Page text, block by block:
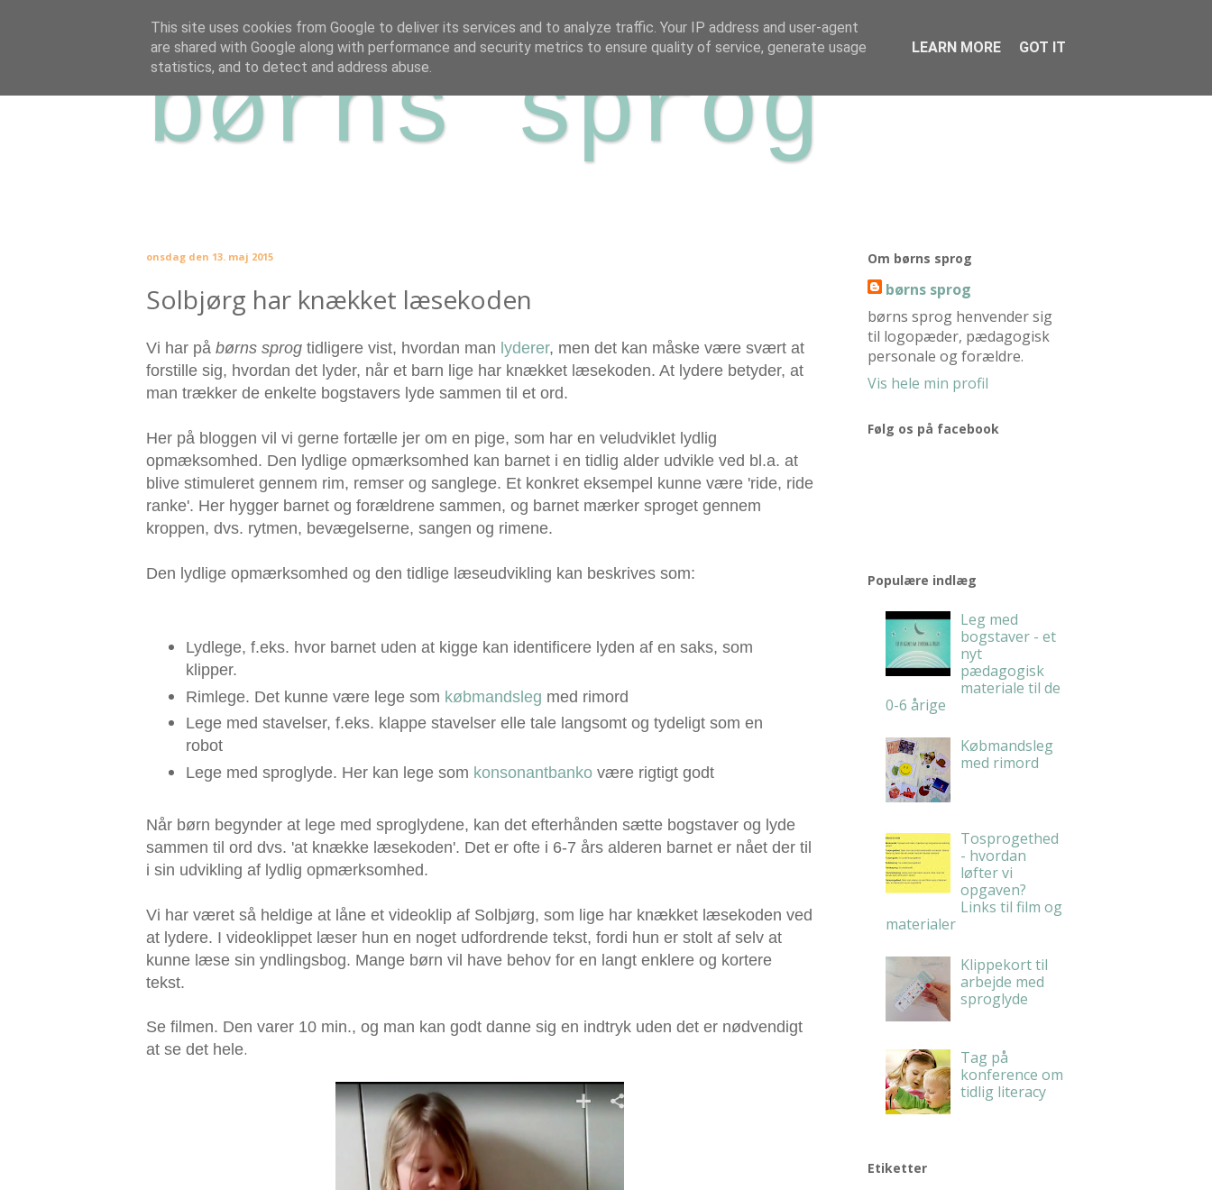
børns sprog
Blog Lydkort Kontakt
onsdag den 13. maj 2015
Solbjørg har knækket læsekoden
Vi har på børns sprog tidligere vist, hvordan man lyderer, men det kan måske være svært at
forstille sig, hvordan det lyder, når et barn lige har knækket læsekoden. At lydere betyder, at
man trækker de enkelte bogstavers lyde sammen til et ord.
Her på bloggen vil vi gerne fortælle jer om en pige, som har en veludviklet lydlig
opmæksomhed. Den lydlige opmærksomhed kan barnet i en tidlig alder udvikle ved bl.a. at
blive stimuleret gennem rim, remser og sanglege. Et konkret eksempel kunne være 'ride, ride
ranke'. Her hygger barnet og forældrene sammen, og barnet mærker sproget gennem
kroppen, dvs. rytmen, bevægelserne, sangen og rimene.
Den lydlige opmærksomhed og den tidlige læseudvikling kan beskrives som:
Lydlege, f.eks. hvor barnet uden at kigge kan identificere lyden af en saks, som
klipper.
Rimlege. Det kunne være lege som købmandsleg med rimord
Lege med stavelser, f.eks. klappe stavelser elle tale langsomt og tydeligt som en
robot
Lege med sproglyde. Her kan lege som konsonantbanko være rigtigt godt
Når børn begynder at lege med sproglydene, kan det efterhånden sætte bogstaver og lyde
sammen til ord dvs. 'at knække læsekoden'. Det er ofte i 6-7 års alderen barnet er nået der til
i sin udvikling af lydlig opmærksomhed.
Vi har været så heldige at låne et videoklip af Solbjørg, som lige har knækket læsekoden ved
at lydere. I videoklippet læser hun en noget udfordrende tekst, fordi hun er stolt af selv at
kunne læse sin yndlingsbog. Mange børn vil have behov for en langt enklere og kortere
tekst.
Se filmen. Den varer 10 min., og man kan godt danne sig en indtryk uden det er nødvendigt
at se det hele.
Om børns sprog
børns sprog
børns sprog henvender sig
til logopæder, pædagogisk
personale og forældre.
Vis hele min profil
Følg os på facebook
Populære indlæg
Leg med
bogstaver - et
nyt
pædagogisk
materiale til de
0-6 årige
Købmandsleg
med rimord
Tosprogethed
- hvordan
løfter vi
opgaven?
Links til film og
materialer
Klippekort til
arbejde med
sproglyde
Tag på
konference om
tidlig literacy
Etiketter
This site uses cookies from Google to deliver its services and to analyze traffic. Your IP address and user-agent
are shared with Google along with performance and security metrics to ensure quality of service, generate usage
statistics, and to detect and address abuse.
LEARN MORE GOT IT